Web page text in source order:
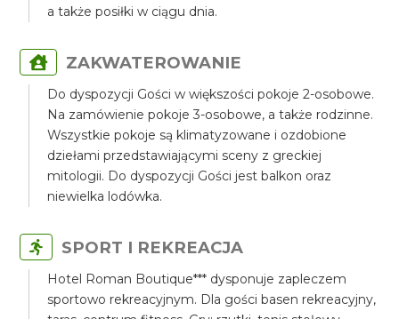
a także posiłki w ciągu dnia.
ZAKWATEROWANIE
Do dyspozycji Gości w większości pokoje 2-osobowe.
Na zamówienie pokoje 3-osobowe, a także rodzinne.
Wszystkie pokoje są klimatyzowane i ozdobione
dziełami przedstawiającymi sceny z greckiej
mitologii. Do dyspozycji Gości jest balkon oraz
niewielka lodówka.
SPORT I REKREACJA
Hotel Roman Boutique*** dysponuje zapleczem
sportowo rekreacyjnym. Dla gości basen rekreacyjny,